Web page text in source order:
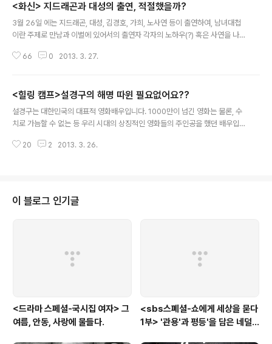
<화신> 지드래곤과 대성의 출연, 적절했을까?
3월 26일 에는 지드래곤, 대성, 김경호, 가희, 노사연 등이 출연하여, 남녀대첩
이란 주제로 만남과 이별에 있어서의 출연자 각자의 노하우(?) 혹은 사연을 나
앞둔 지드래곤, 일본 투어를 앞둔 대성, 솔로 앨범을 낸 김경호와 가희 등 모든
홍보 시간까지 주어질 정도로. 이제 와 새삼스레 홍보를 목적으로 한 연예인들
의 방송 출연을 왈가왈부한다는 것 자체가 넌센스인 상황이지만, 과연 이란 프
로에 지드래곤과 대성의 출연이 시의적절했는가, 혹은 곧 결혼할 약혼자가 있는
66 0 2013. 3. 27.
<힐링 캠프>설경구의 해명 따윈 필요없어요??
설경구는 대한민국의 대표적 영화배우입니다. 1000만이 넘긴 영화는 물론, 수
치로 가늠할 수 없는 등 우리 시대의 상징적인 영화들의 주인공을 했던 배우입
경구 출연 반대 댓글로 도배가 되었다고 합니다. 심지어 그를 섭외한 걸로 알려
했다는 듯. 이른바 사회적 왕따에 대한 진화론의 입장에는 전염병론이 있습니
다. 마치 전염병을 가진 사람이 한 집단에 스며들면 그로 인해 그 집단 전체가 절
20 2 2013. 3. 26.
이 블로그 인기글
<드라마 스페셜-국시집 여자> 그
여름, 안동, 사랑에 물들다.
<sbs스폐셜-쇼에게 세상을 묻다
1부> '관용'과 평등'을 담은 네덜